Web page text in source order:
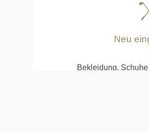
Neu
Bekleidung,